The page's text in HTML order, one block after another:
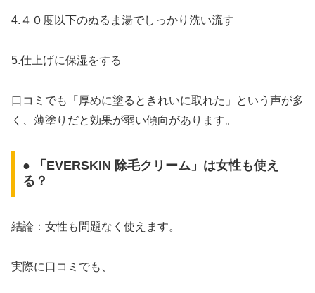
4.４０度以下のぬるま湯でしっかり洗い流す
5.仕上げに保湿をする
口コミでも「厚めに塗るときれいに取れた」という声が多
く、薄塗りだと効果が弱い傾向があります。
● 「EVERSKIN 除毛クリーム」は女性も使え
る？
結論：女性も問題なく使えます。
実際に口コミでも、